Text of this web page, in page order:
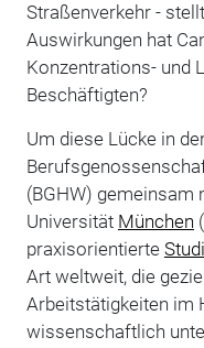
Straßenverkehr -
Auswirkungen hat
Konzentrations- und
Beschäftigten?
Um diese Lücke in
(BGHW)
Universität München
praxisorientierte
Art weltweit, die
Arbeitstätigkeiten im
wissenschaftlich